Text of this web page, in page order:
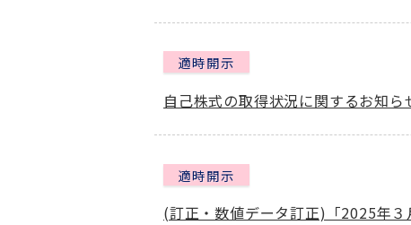
適時開示
自己株式の取得状況に関するお知ら
適時開示
(訂正・数値データ訂正)「2025年